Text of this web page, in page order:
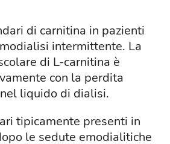
di carnitina in pazienti
intermittente. La
di L-carnitina è
con la perdita
liquido di dialisi.
tipicamente presenti in
le sedute emodialitiche